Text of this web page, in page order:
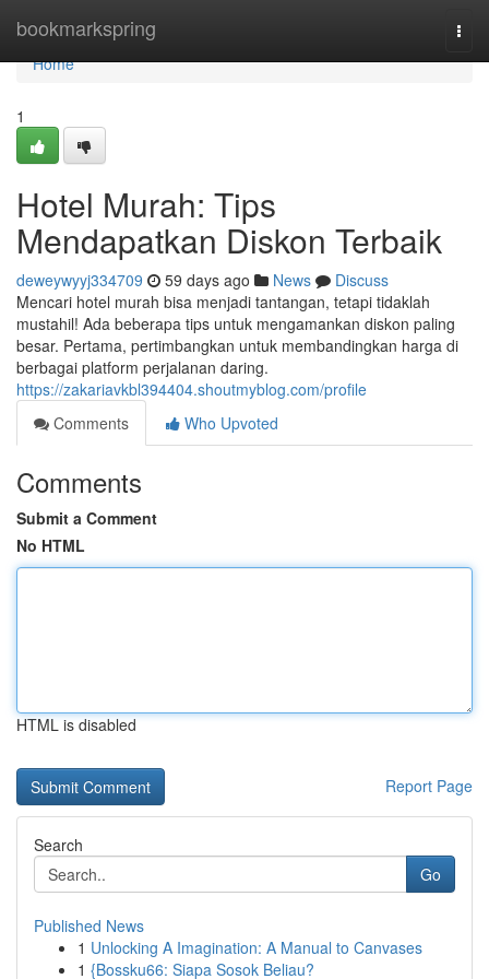
bookmarkspring
Home
Home
1
Hotel Murah: Tips
Mendapatkan Diskon Terbaik
deweywyyj334709 59 days ago News
Discuss
Mencari hotel murah bisa menjadi tantangan, tetapi tidaklah
mustahil! Ada beberapa tips untuk mengamankan diskon paling
besar. Pertama, pertimbangkan untuk membandingkan harga di
berbagai platform perjalanan daring.
https://zakariavkbl394404.shoutmyblog.com/profile
Comments
Who Upvoted
Comments
Submit a Comment
No HTML
HTML is disabled
Report Page
Search
Go
Published News
1 Unlocking A Imagination: A Manual to Canvases
1 {Bossku66: Siapa Sosok Beliau?